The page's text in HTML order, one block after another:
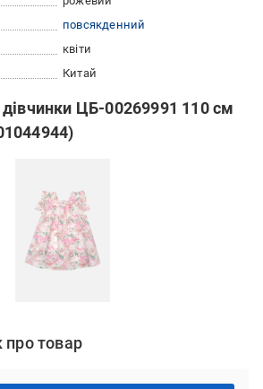
повсякденний
квіти
Китай
ЦБ-00269991 110 см
про товар